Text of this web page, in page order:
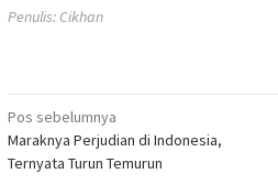
Penulis: Cikhan
Navigasi
pos
Pos sebelumnya
Maraknya Perjudian di Indonesia,
Ternyata Turun Temurun